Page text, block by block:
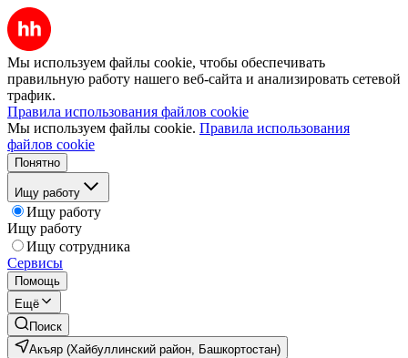
Мы используем файлы cookie, чтобы обеспечивать
правильную работу нашего веб-сайта и анализировать сетевой
трафик.
Правила использования файлов cookie
Мы используем файлы cookie. Правила использования
файлов cookie
Понятно
Ищу работу
Ищу работу
Ищу работу
Ищу сотрудника
Сервисы
Помощь
Ещё
Поиск
Акъяр (Хайбуллинский район, Башкортостан)